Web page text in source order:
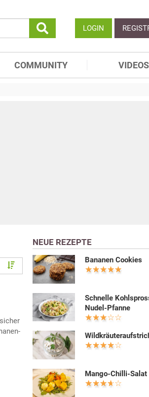
LOGIN
COMMUNITY VIDEOS
NEUE REZEPTE
Bananen Cookies
Schnelle
Nudel-Pfanne
Mango-Chilli-Salat